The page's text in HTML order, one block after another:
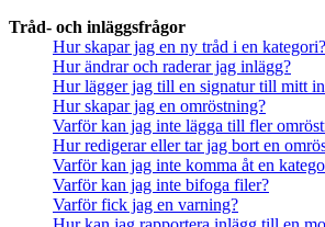
Tråd- och inläggsfrågor
Hur skapar jag en ny tråd i en kategori?
Hur ändrar och raderar jag inlägg?
Hur lägger jag till en signatur till mitt
Hur skapar jag en omröstning?
Varför kan jag inte lägga till fler
Hur redigerar eller tar jag bort en
Varför kan jag inte komma åt en
Varför kan jag inte bifoga filer?
Varför fick jag en varning?